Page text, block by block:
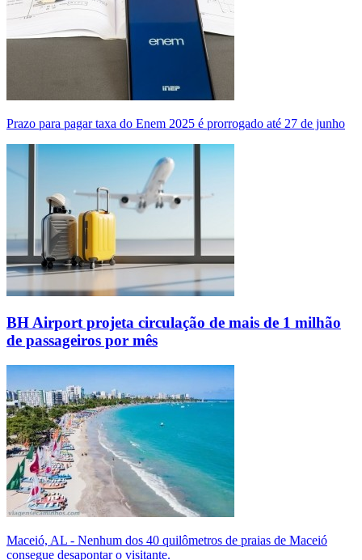
Prazo para pagar taxa do Enem 2025 é prorrogado até 27 de junho
BH Airport projeta circulação de mais de 1 milhão
de passageiros por mês
Maceió, AL - Nenhum dos 40 quilômetros de praias de Maceió
consegue desapontar o visitante.